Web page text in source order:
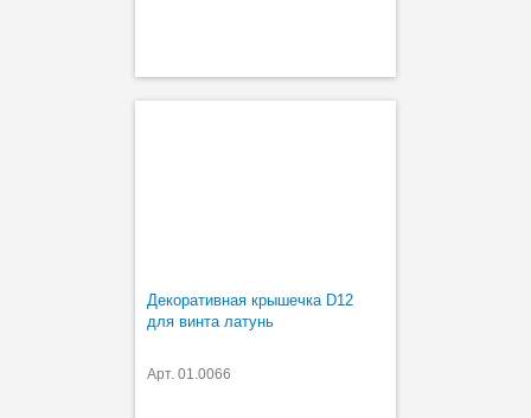
Декоративная крышечка D12
для винта латунь
Арт. 01.0066